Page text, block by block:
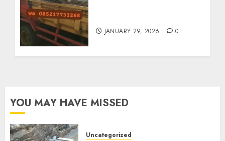
JANUARY 29, 2026 0
YOU MAY HAVE MISSED
Uncategorized